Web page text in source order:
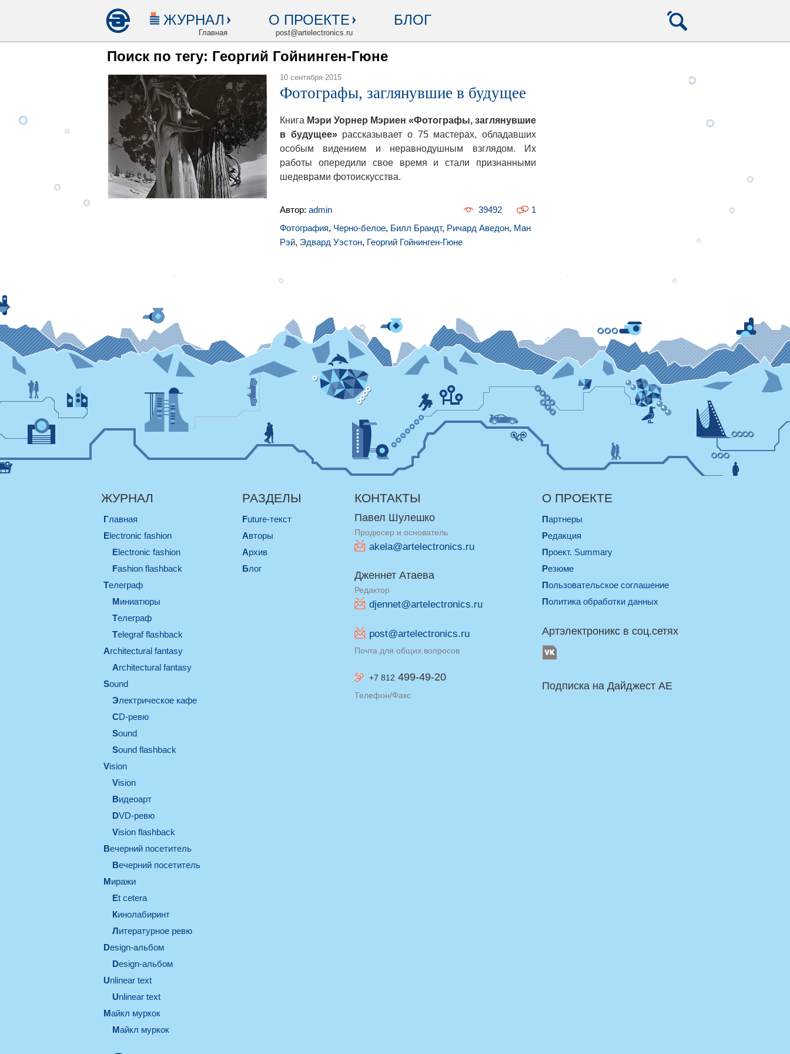
ЖУРНАЛ
Главная
О ПРОЕКТЕ
post@artelectronics.ru
БЛОГ
Поиск по тегу: Георгий Гойнинген-Гюне
10 сентября 2015
Фотографы, заглянувшие в будущее
Книга Мэри Уорнер Мэриен «Фотографы, заглянувшие
в будущее»рассказывает о 75 мастерах, обладавших
особым видением и неравнодушным взглядом. Их
работы опередили свое время и стали признанными
шедеврами фотоискусства.
Автор: admin 1
39492
Фотография, Черно-белое, Билл Брандт, Ричард Аведон, Ман
Рэй, Эдвард Уэстон, Георгий Гойнинген-Гюне
ЖУРНАЛ
Главная
electronic fashion
electronic fashion
Fashion flashback
телеграф
миниатюры
телеграф
Telegraf flashback
architectural fantasy
architectural fantasy
sound
электрическое кафе
CD-ревю
sound
Sound flashback
vision
vision
видеоарт
DVD-ревю
Vision flashback
вечерний посетитель
вечерний посетитель
миражи
et cetera
кинолабиринт
литературное ревю
design-альбом
design-альбом
unlinear text
Unlinear text
майкл муркок
майкл муркок
РАЗДЕЛЫ
Future-текст
Авторы
Архив
Блог
КОНТАКТЫ
Павел Шулешко
Продюсер и основатель
akela@artelectronics.ru
Дженнет Атаева
Редактор
djennet@artelectronics.ru
post@artelectronics.ru
Почта для общих вопросов
+7 812 499-49-20
Телефон/Факс
О ПРОЕКТЕ
Партнеры
Редакция
Проект. Summary
Резюме
Пользовательское соглашение
Политика обработки данных
Артэлектроникс в соц.сетях
Подписка на Дайджест AE